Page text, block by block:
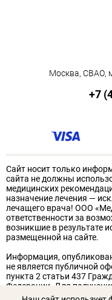
Москва, СВАО,
+7
Сайт носит только
сайта не должны
медицинских
назначение лечения —
лечащего врача! ООО
ответственности за
возникшие в результате
размещенной на сайте.
Информация,
не является публичной
пункта 2 статьи 437
Федерации. Для
услуг обращайтесь к